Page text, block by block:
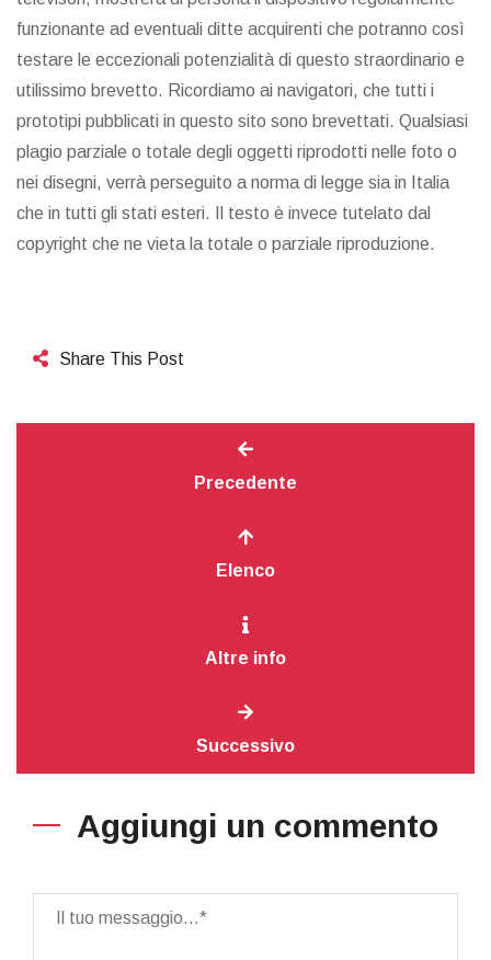
funzionante ad eventuali ditte acquirenti che potranno così
testare le eccezionali potenzialità di questo straordinario e
utilissimo brevetto. Ricordiamo ai navigatori, che tutti i
prototipi pubblicati in questo sito sono brevettati. Qualsiasi
plagio parziale o totale degli oggetti riprodotti nelle foto o
nei disegni, verrà perseguito a norma di legge sia in Italia
che in tutti gli stati esteri. Il testo è invece tutelato dal
copyright che ne vieta la totale o parziale riproduzione.
Share This Post
Precedente
Elenco
Altre info
Successivo
Aggiungi un commento